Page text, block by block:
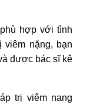
hợp với tình
viêm nặng, bạn
được bác sĩ kê
trị viêm nang